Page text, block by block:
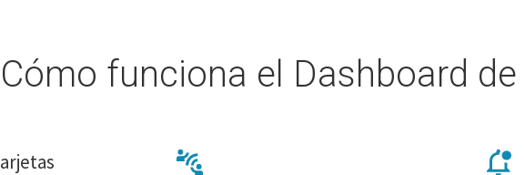
Cómo funciona el Dashboard de